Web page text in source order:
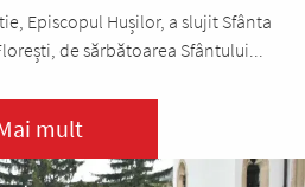
Episcopul Hușilor, a slujit Sfânta
de sărbătoarea Sfântului...
mult